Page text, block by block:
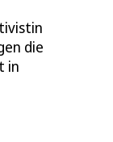
die
in